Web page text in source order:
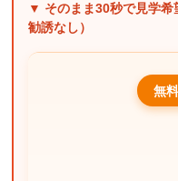
▼ そのまま30秒で見学希
勧誘なし）
無